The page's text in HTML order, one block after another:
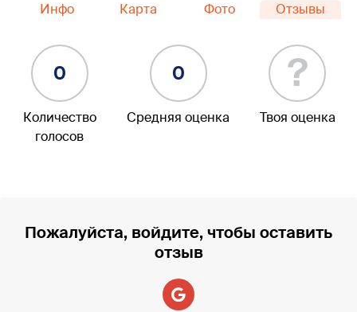
Инфо Карта Фото Отзывы
0
Количество
голосов
0
Средняя оценка
?
Твоя оценка
Пожалуйста, войдите, чтобы оставить
отзыв